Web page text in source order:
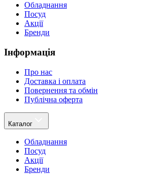
Обладнання
Посуд
Акції
Бренди
Інформація
Про нас
Доставка і оплата
Повернення та обмін
Публічна оферта
Каталог
Обладнання
Посуд
Акції
Бренди